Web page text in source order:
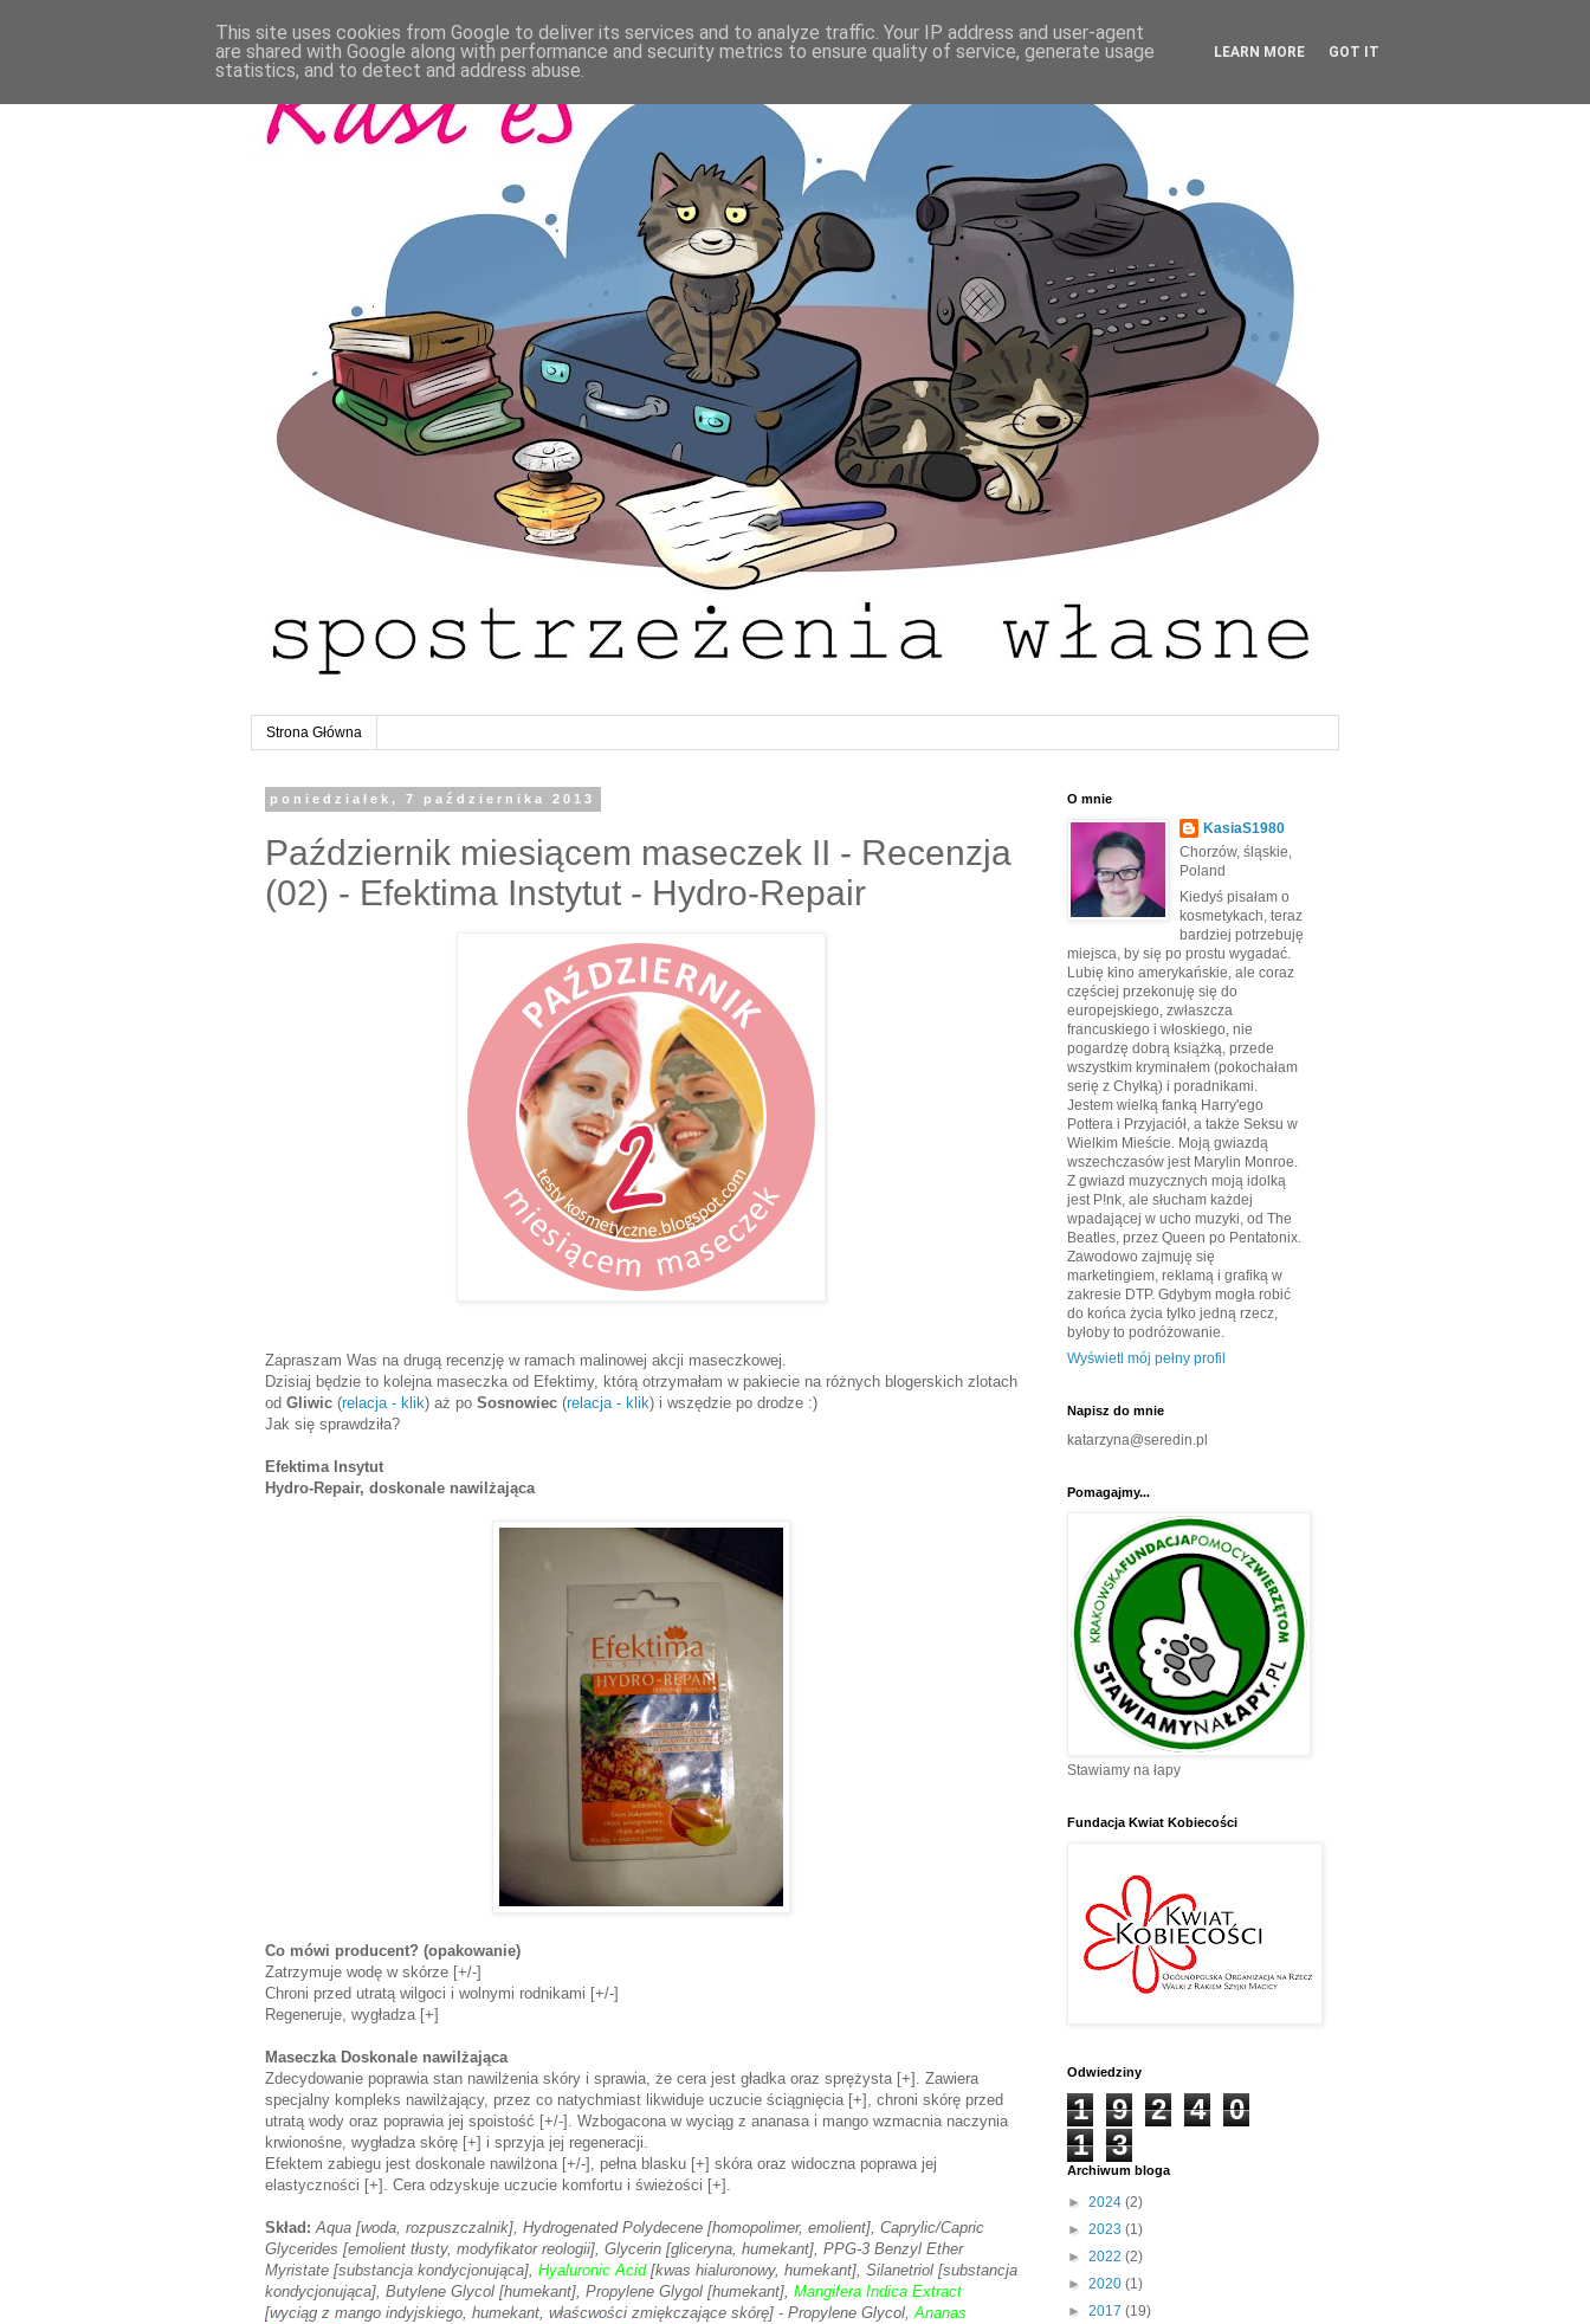
Strona Główna
poniedziałek, 7 października 2013
Październik miesiącem maseczek II - Recenzja
(02) - Efektima Instytut - Hydro-Repair
Zapraszam Was na drugą recenzję w ramach malinowej akcji maseczkowej.
Dzisiaj będzie to kolejna maseczka od Efektimy, którą otrzymałam w pakiecie na różnych blogerskich zlotach
od Gliwic (relacja - klik) aż po Sosnowiec (relacja - klik) i wszędzie po drodze :)
Jak się sprawdziła?
Efektima Insytut
Hydro-Repair, doskonale nawilżająca
Co mówi producent? (opakowanie)
Zatrzymuje wodę w skórze [+/-]
Chroni przed utratą wilgoci i wolnymi rodnikami [+/-]
Regeneruje, wygładza [+]
Maseczka Doskonale nawilżająca
Zdecydowanie poprawia stan nawilżenia skóry i sprawia, że cera jest gładka oraz sprężysta [+]. Zawiera
specjalny kompleks nawilżający, przez co natychmiast likwiduje uczucie ściągnięcia [+], chroni skórę przed
utratą wody oraz poprawia jej spoistość [+/-]. Wzbogacona w wyciąg z ananasa i mango wzmacnia naczynia
krwionośne, wygładza skórę [+] i sprzyja jej regeneracji.
Efektem zabiegu jest doskonale nawilżona [+/-], pełna blasku [+] skóra oraz widoczna poprawa jej
elastyczności [+]. Cera odzyskuje uczucie komfortu i świeżości [+].
Skład: Aqua [woda, rozpuszczalnik], Hydrogenated Polydecene [homopolimer, emolient], Caprylic/Capric
Glycerides [emolient tłusty, modyfikator reologii], Glycerin [gliceryna, humekant], PPG-3 Benzyl Ether
Myristate [substancja kondycjonująca], Hyaluronic Acid[kwas hialuronowy, humekant], Silanetriol [substancja
kondycjonująca], Butylene Glycol [humekant], Propylene Glygol [humekant], Mangifera Indica Extract
[wyciąg z mango indyjskiego, humekant, właścwości zmiękczające skórę] - Propylene Glycol,Ananas
O mnie
KasiaS1980
Chorzów, śląskie,
Poland
Kiedyś pisałam o
kosmetykach, teraz
bardziej potrzebuję
miejsca, by się po prostu wygadać.
Lubię kino amerykańskie, ale coraz
częściej przekonuję się do
europejskiego, zwłaszcza
francuskiego i włoskiego, nie
pogardzę dobrą książką, przede
wszystkim kryminałem (pokochałam
serię z Chyłką) i poradnikami.
Jestem wielką fanką Harry'ego
Pottera i Przyjaciół, a także Seksu w
Wielkim Mieście. Moją gwiazdą
wszechczasów jest Marylin Monroe.
Z gwiazd muzycznych moją idolką
jest P!nk, ale słucham każdej
wpadającej w ucho muzyki, od The
Beatles, przez Queen po Pentatonix.
Zawodowo zajmuję się
marketingiem, reklamą i grafiką w
zakresie DTP. Gdybym mogła robić
do końca życia tylko jedną rzecz,
byłoby to podróżowanie.
Wyświetl mój pełny profil
Napisz do mnie
katarzyna@seredin.pl
Pomagajmy...
Stawiamy na łapy
Fundacja Kwiat Kobiecości
Odwiedziny
1 9 2 4
0
1
3
Archiwum bloga
► 2024 (2)
► 2023 (1)
► 2022 (2)
► 2020 (1)
► 2017 (19)
This site uses cookies from Google to deliver its services and to analyze traffic. Your IP address and user-agent
are shared with Google along with performance and security metrics to ensure quality of service, generate usage
statistics, and to detect and address abuse.
LEARN MORE GOT IT